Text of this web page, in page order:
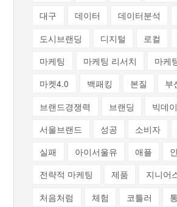
대구
데이터 데이터분석
도시브랜딩
디지털 로컬
마케팅
마케팅 리서치
마케
마켓4.0
백패킹 본질 부
브랜드경쟁력
브랜딩
빅데
서울브랜드
성공 소비자
실패
아이서울유 애플
전략적 마케팅
제품
지니어
처음처럼
체험 코틀러